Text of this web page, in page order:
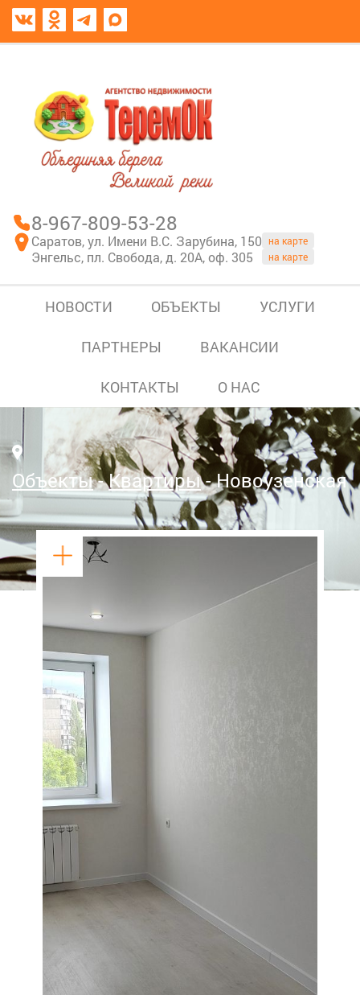
8-967-809-53-28
Саратов, ул. Имени В.С. Зарубина, 150 на карте
Энгельс, пл. Свобода, д. 20А, оф. 305 на карте
НОВОСТИ ОБЪЕКТЫ УСЛУГИ
ПАРТНЕРЫ ВАКАНСИИ
КОНТАКТЫ О НАС
Объекты Квартиры Новоузенская